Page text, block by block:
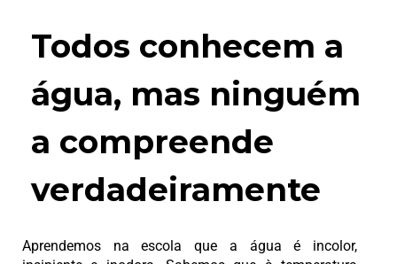
Todos conhecem a
água, mas ninguém
a compreende
verdadeiramente
Aprendemos na escola que a água é incolor,